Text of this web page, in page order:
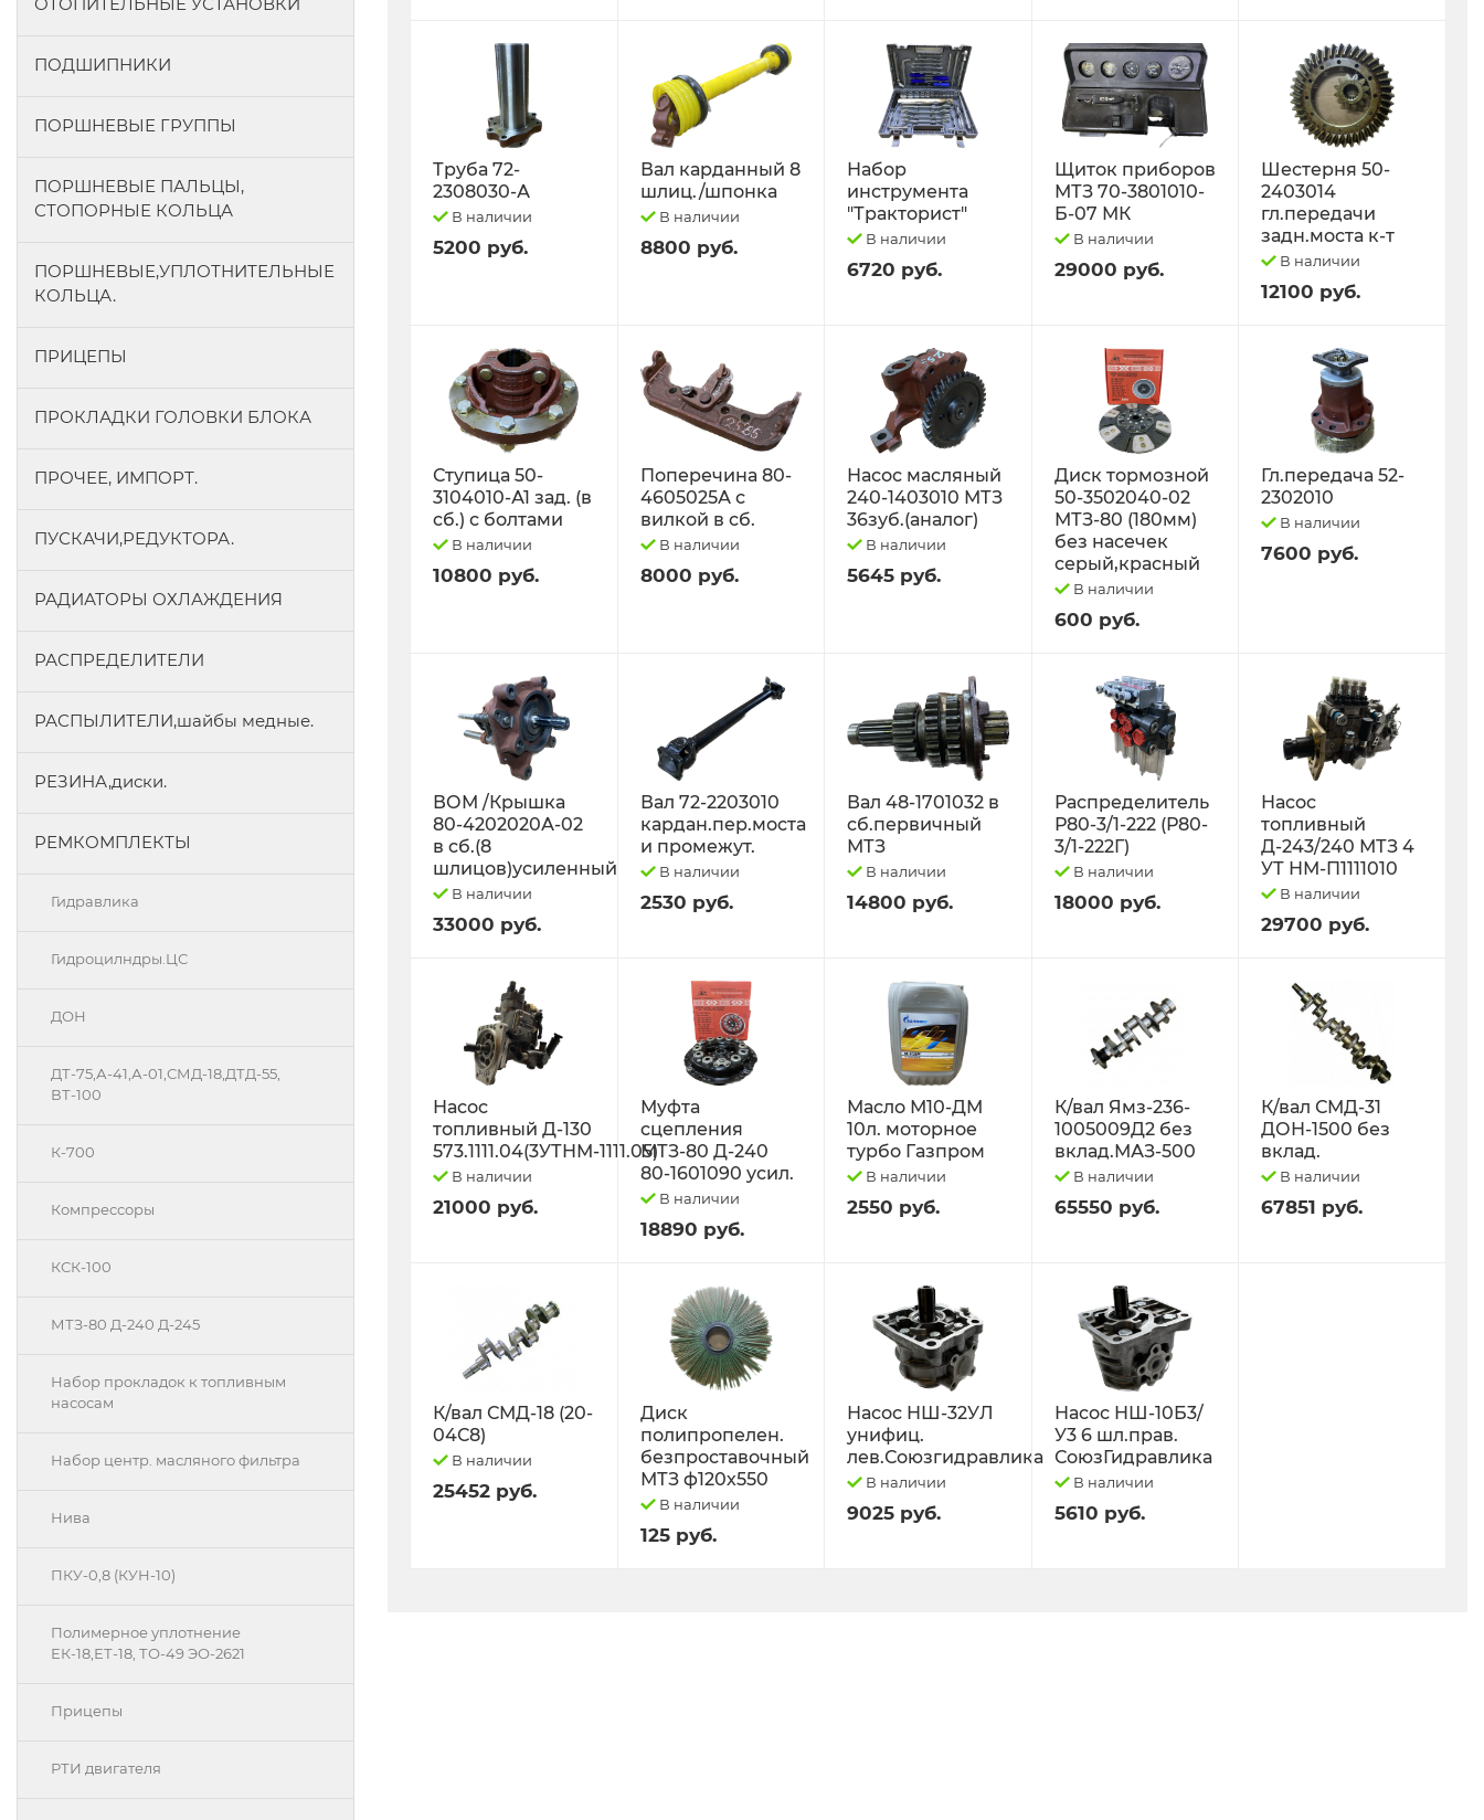
ПОДШИПНИКИ
ПОРШНЕВЫЕ ГРУППЫ
ПОРШНЕВЫЕ ПАЛЬЦЫ,
СТОПОРНЫЕ КОЛЬЦА
ПОРШНЕВЫЕ,УПЛОТНИТЕЛЬНЫЕ
КОЛЬЦА.
ПРИЦЕПЫ
ПРОКЛАДКИ ГОЛОВКИ БЛОКА
ПРОЧЕЕ, ИМПОРТ.
ПУСКАЧИ,РЕДУКТОРА.
РАДИАТОРЫ ОХЛАЖДЕНИЯ
РАСПРЕДЕЛИТЕЛИ
РАСПЫЛИТЕЛИ,шайбы медные.
РЕЗИНА,диски.
РЕМКОМПЛЕКТЫ
Гидравлика
Гидроцилндры.ЦС
ДОН
ДТ-75,А-41,А-01,СМД-18,ДТД-55,
ВТ-100
К-700
Компрессоры
КСК-100
МТЗ-80 Д-240 Д-245
Набор прокладок к топливным
насосам
Набор центр. масляного фильтра
Нива
ПКУ-0,8 (КУН-10)
Полимерное уплотнение
ЕК-18,ЕТ-18, ТО-49 ЭО-2621
Прицепы
РТИ двигателя
Труба 72-
2308030-А
В наличии
5200 руб.
Вал карданный 8
шлиц./шпонка
В наличии
8800 руб.
Набор
инструмента
"Тракторист"
В наличии
6720 руб.
Щиток приборов
МТЗ 70-3801010-
Б-07 МК
В наличии
29000 руб.
Шестерня 50-
2403014
гл.передачи
задн.моста к-т
В наличии
12100 руб.
Ступица 50-
3104010-А1 зад. (в
сб.) с болтами
В наличии
10800 руб.
Поперечина 80-
4605025А с
вилкой в сб.
В наличии
8000 руб.
Насос масляный
240-1403010 МТЗ
36зуб.(аналог)
В наличии
5645 руб.
Диск тормозной
50-3502040-02
МТЗ-80 (180мм)
без насечек
серый,красный
В наличии
600 руб.
Гл.передача 52-
2302010
В наличии
7600 руб.
ВОМ /Крышка
80-4202020А-02
в сб.(8
шлицов)усиленный
В наличии
33000 руб.
Вал 72-2203010
кардан.пер.моста
и промежут.
В наличии
2530 руб.
Вал 48-1701032 в
сб.первичный
МТЗ
В наличии
14800 руб.
Распределитель
Р80-3/1-222 (Р80-
3/1-222Г)
В наличии
18000 руб.
Насос
топливный
Д-243/240 МТЗ 4
УТ НМ-П1111010
В наличии
29700 руб.
Насос
топливный Д-130
573.1111.04(3УТНМ-1111.05)
В наличии
21000 руб.
Муфта
сцепления
МТЗ-80 Д-240
80-1601090 усил.
В наличии
18890 руб.
Масло М10-ДМ
10л. моторное
турбо Газпром
В наличии
2550 руб.
К/вал Ямз-236-
1005009Д2 без
вклад.МАЗ-500
В наличии
65550 руб.
К/вал СМД-31
ДОН-1500 без
вклад.
В наличии
67851 руб.
К/вал СМД-18 (20-
04С8)
В наличии
25452 руб.
Диск
полипропелен.
безпроставочный
МТЗ ф120х550
В наличии
125 руб.
Насос НШ-32УЛ
унифиц.
лев.Союзгидравлика
В наличии
9025 руб.
Насос НШ-10Б3/
У3 6 шл.прав.
СоюзГидравлика
В наличии
5610 руб.